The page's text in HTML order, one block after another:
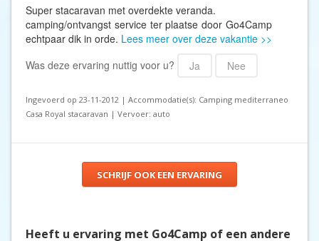
Super stacaravan met overdekte veranda.
camping/ontvangst service ter plaatse door Go4Camp
echtpaar dik in orde. Lees meer over deze vakantie >>
Was deze ervaring nuttig voor u?
Ja Nee
Ingevoerd op 23-11-2012 | Accommodatie(s): Camping mediterraneo
Casa Royal stacaravan | Vervoer: auto
SCHRIJF OOK EEN ERVARING
Heeft u ervaring met Go4Camp of een andere